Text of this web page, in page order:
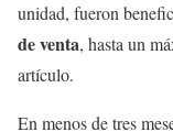
unidad, fueron
de venta, hasta un
artículo.
En menos de tres